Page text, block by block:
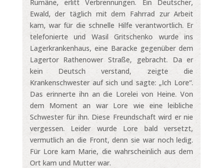
Rumäne, erlitt Verbrennungen. Ein Deutscher,
Ewald, der täglich mit dem Fahrrad zur Arbeit
kam, war für die schnelle Hilfe verantwortlich. Er
telefonierte und Wasil Gritschenko wurde ins
Lagerkrankenhaus, eine Baracke gegenüber dem
Lagertor Rathenower Straße, gebracht. Da er
kein Deutsch verstand, zeigte die
Krankenschwester auf sich und sagte: „Ich Lore“.
Das erinnerte ihn an die Lorelei von Heine. Von
dem Moment an war Lore wie eine leibliche
Schwester für ihn. Diese Freundschaft wird er nie
vergessen. Leider wurde Lore bald versetzt,
vermutlich an die Front, denn sie war noch ledig.
Für Lore kam Marie, die wahrscheinlich aus dem
Ort kam und Mutter war.